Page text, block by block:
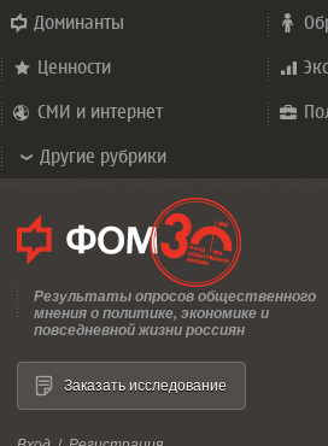
Доминанты
Ценности
СМИ и интернет
Другие рубрики
Результаты опросов общественного
мнения о политике, экономике и
повседневной жизни россиян
Заказать исследование